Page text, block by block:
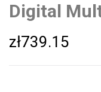
Digital
zł739.15